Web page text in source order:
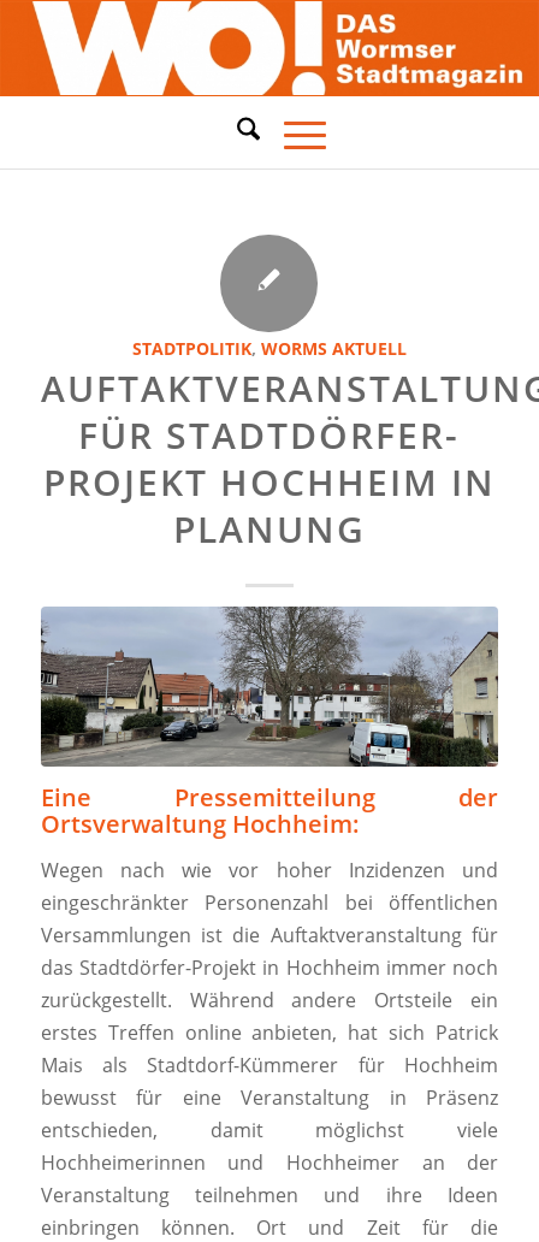
STADTPOLITIK, WORMS AKTUELL
FÜR STADTDÖRFER-
PROJEKT HOCHHEIM IN
PLANUNG
Eine Pressemitteilung der
Ortsverwaltung Hochheim:
Wegen nach wie vor hoher Inzidenzen und
eingeschränkter Personenzahl bei öffentlichen
Versammlungen ist die Auftaktveranstaltung für
das Stadtdörfer-Projekt in Hochheim immer noch
zurückgestellt. Während andere Ortsteile ein
erstes Treffen online anbieten, hat sich Patrick
Mais als Stadtdorf-Kümmerer für Hochheim
bewusst für eine Veranstaltung in Präsenz
entschieden, damit möglichst viele
Hochheimerinnen und Hochheimer an der
Veranstaltung teilnehmen und ihre Ideen
einbringen können. Ort und Zeit für die